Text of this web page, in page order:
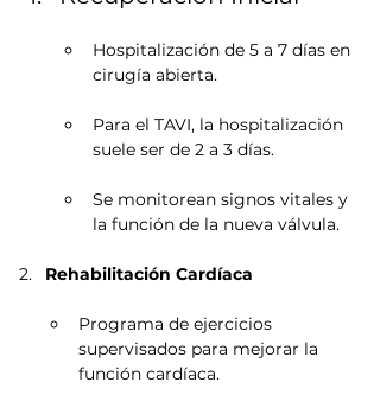
Hospitalización de 5 a 7 días en
cirugía abierta.
Para el TAVI, la hospitalización
suele ser de 2 a 3 días.
Se monitorean signos vitales y
la función de la nueva válvula.
Rehabilitación Cardíaca
Programa de ejercicios
supervisados para mejorar la
función cardíaca.